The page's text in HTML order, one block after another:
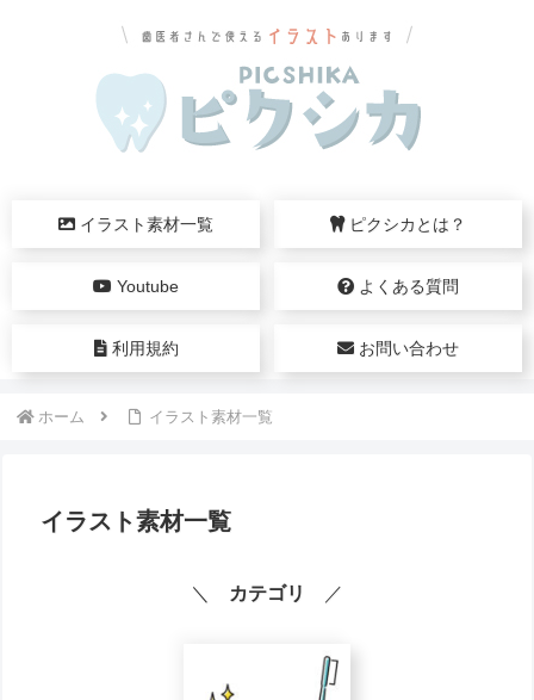
イラスト素材一覧 ピクシカとは？
Youtube よくある質問
利用規約 お問い合わせ
ホーム イラスト素材一覧
イラスト素材一覧
＼ カテゴリ ／